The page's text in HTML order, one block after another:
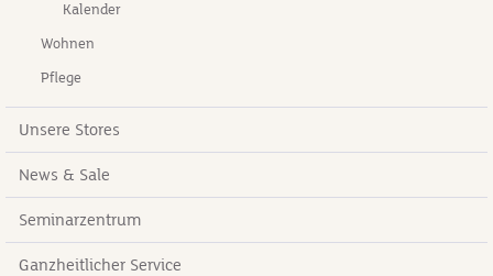
Kalender
Wohnen
Pflege
Unsere Stores
News & Sale
Seminarzentrum
Ganzheitlicher Service